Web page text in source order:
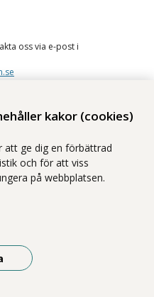
kakor (cookies)
att ge dig en förbättrad
och för att viss
på webbplatsen.
oss via e-post i
som erbjuder hälso- och
av Magnus Marklund. Foton